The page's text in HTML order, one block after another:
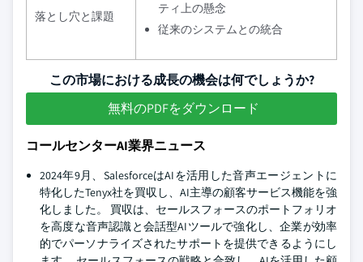
落とし穴と課題
ティ上の懸念
従来のシステムとの統合
この市場における成長の機会は何でしょうか?
無料のPDFをダウンロード
コールセンターAI業界ニュース
2024年9月、SalesforceはAIを活用した音声エージェントに
特化したTenyx社を買収し、AI主導の顧客サービス機能を強
化しました。 買収は、セールスフォースのポートフォリオ
を高度な音声認識と会話型AIツールで強化し、企業が効率
的でパーソナライズされたサポートを提供できるようにし